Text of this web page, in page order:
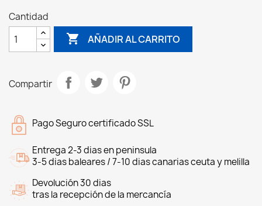
Cantidad
 AÑADIR AL CARRITO
Compartir
Pago Seguro certificado SSL
Entrega 2-3 dias en peninsula
3-5 dias baleares / 7-10 dias canarias ceuta y melilla
Devolución 30 dias
tras la recepción de la mercancía